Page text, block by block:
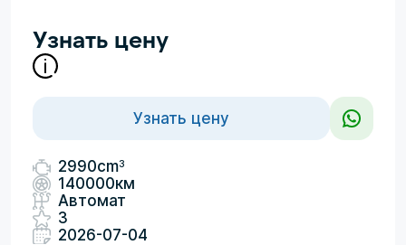
Узнать цену
Узнать цену
2990cm3
140000км
Автомат
3
2026-07-04